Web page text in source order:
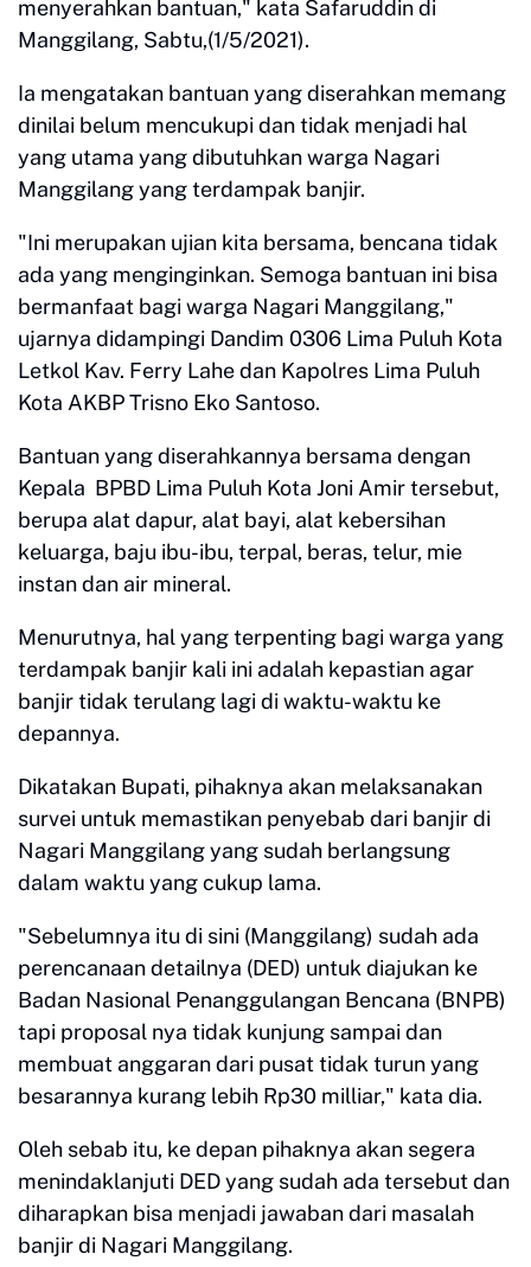
menyerahkan bantuan," kata Safaruddin di
Manggilang, Sabtu,(1/5/2021).
Ia mengatakan bantuan yang diserahkan memang
dinilai belum mencukupi dan tidak menjadi hal
yang utama yang dibutuhkan warga Nagari
Manggilang yang terdampak banjir.
"Ini merupakan ujian kita bersama, bencana tidak
ada yang menginginkan. Semoga bantuan ini bisa
bermanfaat bagi warga Nagari Manggilang,"
ujarnya didampingi Dandim 0306 Lima Puluh Kota
Letkol Kav. Ferry Lahe dan Kapolres Lima Puluh
Kota AKBP Trisno Eko Santoso.
Bantuan yang diserahkannya bersama dengan
Kepala BPBD Lima Puluh Kota Joni Amir tersebut,
berupa alat dapur, alat bayi, alat kebersihan
keluarga, baju ibu-ibu, terpal, beras, telur, mie
instan dan air mineral.
Menurutnya, hal yang terpenting bagi warga yang
terdampak banjir kali ini adalah kepastian agar
banjir tidak terulang lagi di waktu-waktu ke
depannya.
Dikatakan Bupati, pihaknya akan melaksanakan
survei untuk memastikan penyebab dari banjir di
Nagari Manggilang yang sudah berlangsung
dalam waktu yang cukup lama.
"Sebelumnya itu di sini (Manggilang) sudah ada
perencanaan detailnya (DED) untuk diajukan ke
Badan Nasional Penanggulangan Bencana (BNPB)
tapi proposal nya tidak kunjung sampai dan
membuat anggaran dari pusat tidak turun yang
besarannya kurang lebih Rp30 milliar," kata dia.
Oleh sebab itu, ke depan pihaknya akan segera
menindaklanjuti DED yang sudah ada tersebut dan
diharapkan bisa menjadi jawaban dari masalah
banjir di Nagari Manggilang.